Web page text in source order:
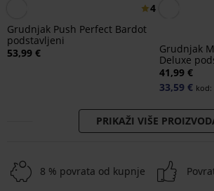
4
Grudnjak Push Perfect Bardot
podstavljeni
53,99 €
Grudnjak
Deluxe
41,99 €
33,59 € kod:
PRIKAŽI VIŠE
8 % povrata od kupnje